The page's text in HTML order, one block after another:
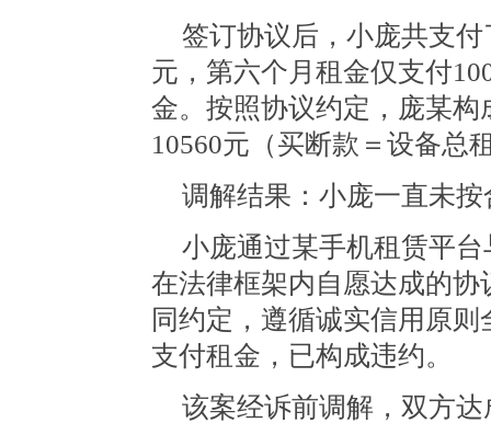
签订协议后，小庞共支
元，第六个月租金仅支付
金。按照协议约定，庞某
10560元（买断款＝设备总
调解结果：小庞一直未
小庞通过某手机租赁平
在法律框架内自愿达成的
同约定，遵循诚实信用原
支付租金，已构成违约。
该案经诉前调解，双方